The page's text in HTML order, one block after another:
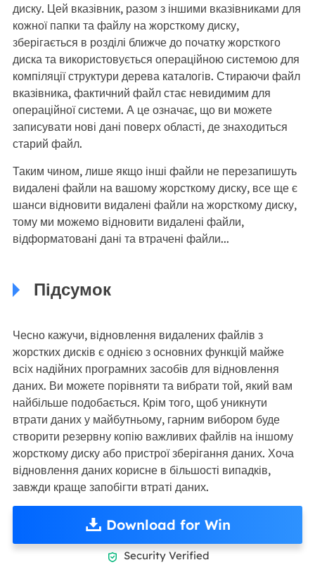
диску. Цей вказівник, разом з іншими вказівниками для
кожної папки та файлу на жорсткому диску,
зберігається в розділі ближче до початку жорсткого
диска та використовується операційною системою для
компіляції структури дерева каталогів. Стираючи файл
вказівника, фактичний файл стає невидимим для
операційної системи. А це означає, що ви можете
записувати нові дані поверх області, де знаходиться
старий файл.
Таким чином, лише якщо інші файли не перезапишуть
видалені файли на вашому жорсткому диску, все ще є
шанси відновити видалені файли на жорсткому диску,
тому ми можемо відновити видалені файли,
відформатовані дані та втрачені файли...
Підсумок
Чесно кажучи, відновлення видалених файлів з
жорстких дисків є однією з основних функцій майже
всіх надійних програмних засобів для відновлення
даних. Ви можете порівняти та вибрати той, який вам
найбільше подобається. Крім того, щоб уникнути
втрати даних у майбутньому, гарним вибором буде
створити резервну копію важливих файлів на іншому
жорсткому диску або пристрої зберігання даних. Хоча
відновлення даних корисне в більшості випадків,
завжди краще запобігти втраті даних.
Download for Win
 Security Verified